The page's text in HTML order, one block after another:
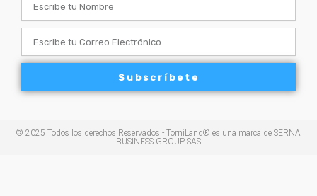
Subscríbete
© 2025 Todos los derechos Reservados - TorniLand® es una marca de SERNA
BUSINESS GROUP SAS